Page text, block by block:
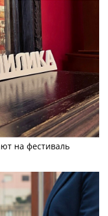
на фестиваль